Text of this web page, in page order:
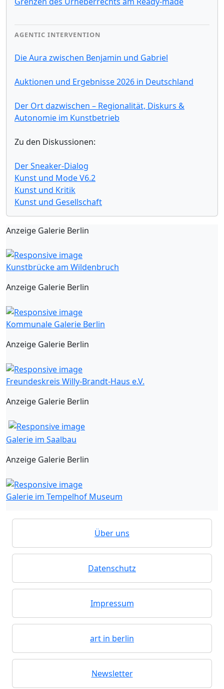
AGENTIC INTERVENTION
Die Aura zwischen Benjamin und Gabriel
Auktionen und Ergebnisse 2026 in Deutschland
Der Ort dazwischen – Regionalität, Diskurs &
Autonomie im Kunstbetrieb
Zu den Diskussionen:
Der Sneaker-Dialog
Kunst und Mode V6.2
Kunst und Kritik
Kunst und Gesellschaft
Anzeige Galerie Berlin
Kunstbrücke am Wildenbruch
Anzeige Galerie Berlin
Kommunale Galerie Berlin
Anzeige Galerie Berlin
Freundeskreis Willy-Brandt-Haus e.V.
Anzeige Galerie Berlin
Galerie im Saalbau
Anzeige Galerie Berlin
Galerie im Tempelhof Museum
Über uns
Datenschutz
Impressum
art in berlin
Newsletter